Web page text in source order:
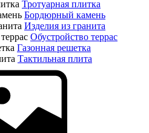
Тротуарная плитка
Бордюрный камень
Изделия из гранита
Обустройство террас
Газонная решетка
Тактильная плита